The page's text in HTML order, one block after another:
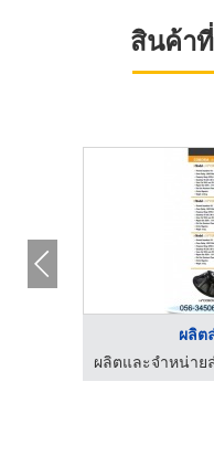
สินค้า
ผลิต